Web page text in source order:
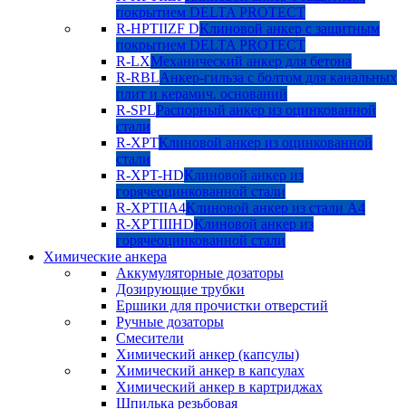
покрытием DELTA PROTECT
R-HPTIIZF DКлиновой анкер с защитным
покрытием DELTA PROTECT
R-LXМеханический анкер для бетона
R-RBLАнкер-гильза с болтом для канальных
плит и керамич. оснований
R-SPLРаспорный анкер из оцинкованной
стали
R-XPTКлиновой анкер из оцинкованной
стали
R-XPT-HDКлиновой анкер из
горячеоцинкованной стали
R-XPTIIA4Клиновой анкер из стали А4
R-XPTIIIHDКлиновой анкер из
горячеоцинкованной стали
Химические анкера
Аккумуляторные дозаторы
Дозирующие трубки
Ершики для прочистки отверстий
Ручные дозаторы
Смесители
Химический анкер (капсулы)
Химический анкер в капсулах
Химический анкер в картриджах
Шпилька резьбовая